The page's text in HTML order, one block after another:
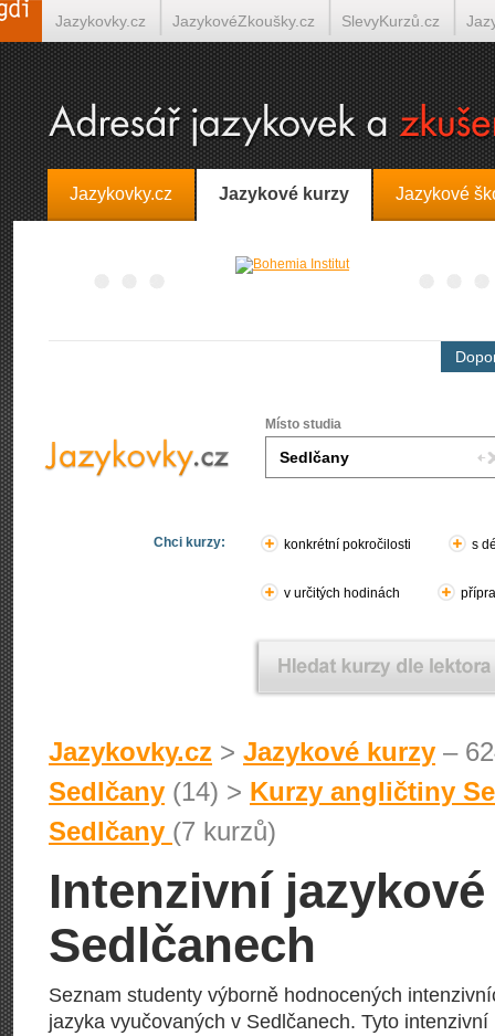
Jazykovky.cz Jazykové kurzy Jazykové
Místo studia
Chci kurzy: konkrétní pokročilosti s
v určitých hodinách
Jazykovky.cz > Jazykové kurzy –
Sedlčany (14) > Kurzy angličtiny
Sedlčany (7 kurzů)
Intenzivní
Sedlčanech
Seznam studenty výborně hodnocených
jazyka vyučovaných v Sedlčanech. Tyto
Jazykovky.cz JazykovéZkoušky.cz SlevyKurzů.cz
Španělština on-line Italština on-line Tlumočení-